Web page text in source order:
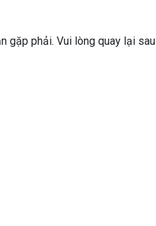
gặp phải. Vui lòng quay lại sau